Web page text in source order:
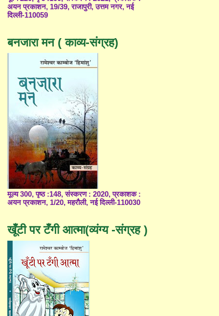
अयन प्रकाशन, 19/39, राजापुरी, उत्तम नगर, नई
दिल्ली-110059
बनजारा मन ( काव्य-संग्रह)
मूल्य 300, पृष्ठ :148, संस्करण : 2020, प्रकाशक :
अयन प्रकाशन, 1/20, महरौली, नई दिल्ली-110030
खूँटी पर टँगी आत्मा(व्यंग्य -संग्रह )